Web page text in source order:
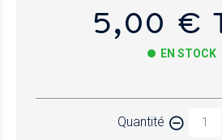
5,00 €
EN STOCK
Quantité